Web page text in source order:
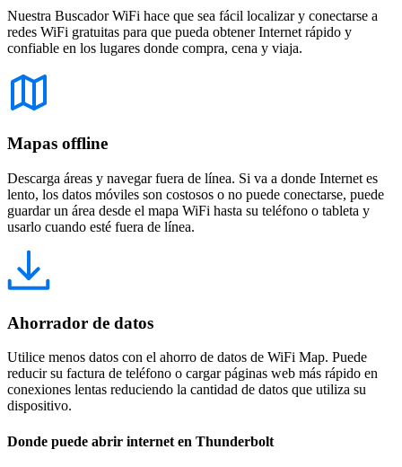
Nuestra Buscador WiFi hace que sea fácil localizar y conectarse a
redes WiFi gratuitas para que pueda obtener Internet rápido y
confiable en los lugares donde compra, cena y viaja.
Mapas offline
Descarga áreas y navegar fuera de línea. Si va a donde Internet es
lento, los datos móviles son costosos o no puede conectarse, puede
guardar un área desde el mapa WiFi hasta su teléfono o tableta y
usarlo cuando esté fuera de línea.
Ahorrador de datos
Utilice menos datos con el ahorro de datos de WiFi Map. Puede
reducir su factura de teléfono o cargar páginas web más rápido en
conexiones lentas reduciendo la cantidad de datos que utiliza su
dispositivo.
Donde puede abrir internet en Thunderbolt